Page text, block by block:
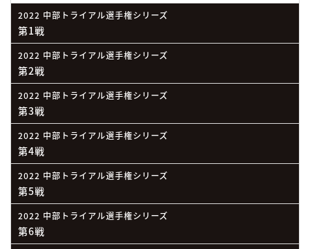
2022 中部トライアル選手権シリーズ
第1戦
2022 中部トライアル選手権シリーズ
第2戦
2022 中部トライアル選手権シリーズ
第3戦
2022 中部トライアル選手権シリーズ
第4戦
2022 中部トライアル選手権シリーズ
第5戦
2022 中部トライアル選手権シリーズ
第6戦